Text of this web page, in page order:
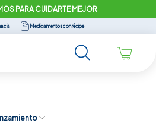
PARA CUIDARTE MEJOR
Medicamentos con récipe